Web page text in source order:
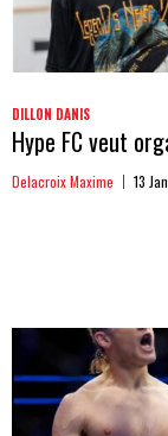
DILLON DANIS
Hype FC veut
Delacroix Maxime 13